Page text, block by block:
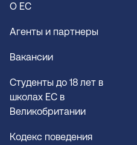
О EC
Агенты и партнеры
Вакансии
Студенты до 18 лет в
школах EC в
Великобритании
Кодекс поведения